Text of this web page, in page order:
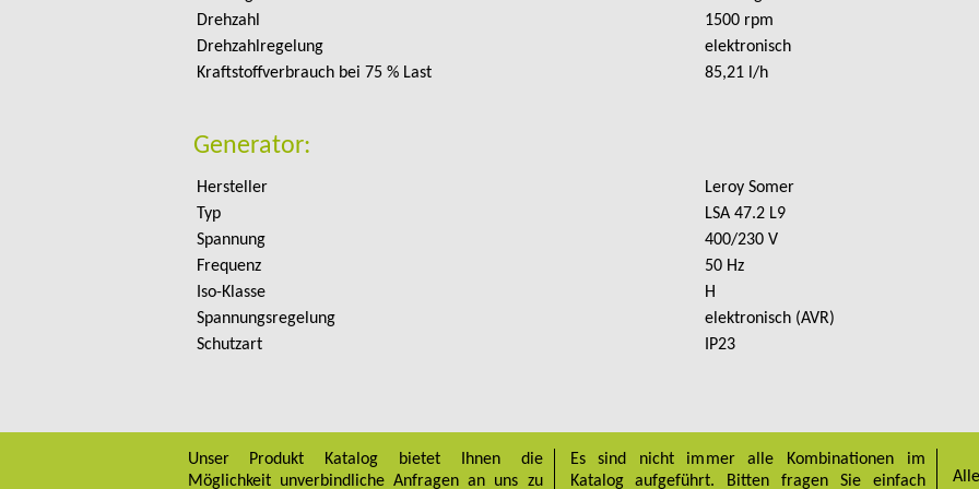
Drehzahl
1500 rpm
Drehzahlregelung
elektronisch
Kraftstoffverbrauch bei 75 % Last
85,21 l/h
Generator:
Hersteller
Leroy Somer
Typ
LSA 47.2 L9
Spannung
400/230 V
Frequenz
50 Hz
Iso-Klasse
H
Spannungsregelung
elektronisch (AVR)
Schutzart
IP23
Unser Produkt Katalog bietet Ihnen die
Möglichkeit unverbindliche Anfragen an uns zu
Es sind nicht immer alle Kombinationen im
Katalog aufgeführt. Bitten fragen Sie einfach